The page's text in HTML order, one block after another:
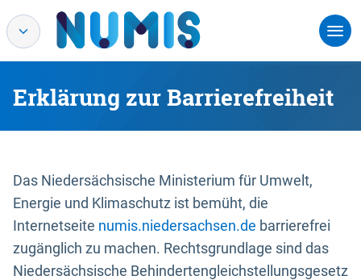
Erklärung zur Barrierefreiheit
Das Niedersächsische Ministerium für Umwelt,
Energie und Klimaschutz ist bemüht, die
Internetseite numis.niedersachsen.de barrierefrei
zugänglich zu machen. Rechtsgrundlage sind das
Niedersächsische Behindertengleichstellungsgesetz